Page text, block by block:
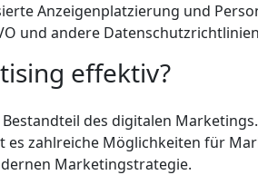
Anzeigenplatzierung und
und andere
effektiv?
des digitalen
zahlreiche Möglichkeiten für
Marketingstrategie.